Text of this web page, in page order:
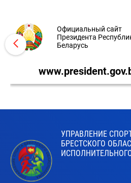
Официальный сайт
Президента
Беларусь
УПРАВЛЕНИЕ
БРЕСТСКОГО